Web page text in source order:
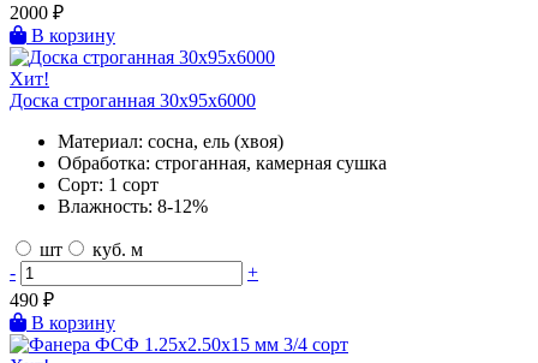
2000 ₽
В корзину
Хит!
Доска строганная 30х95х6000
Материал: сосна, ель (хвоя)
Обработка: строганная, камерная сушка
Сорт: 1 сорт
Влажность: 8-12%
шт
куб. м
-
+
490 ₽
В корзину